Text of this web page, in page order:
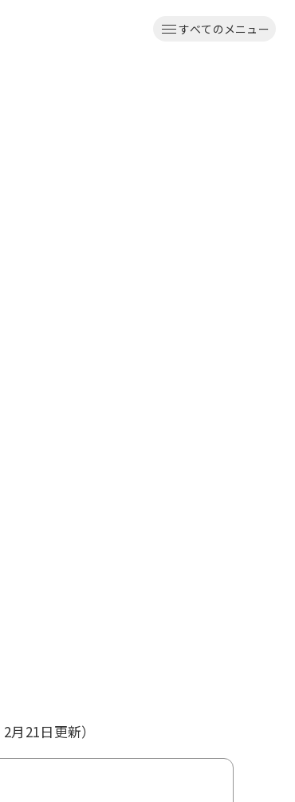
すべてのメニュー
月21日更新）